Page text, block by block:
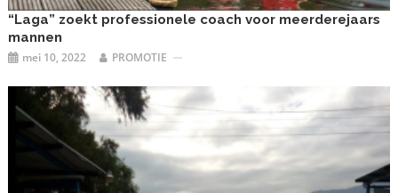
“Laga” zoekt professionele coach voor meerderejaars
mannen
mei 10, 2022 PROMOTIE